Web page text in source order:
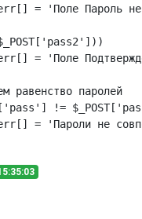
равенство паролей
!=